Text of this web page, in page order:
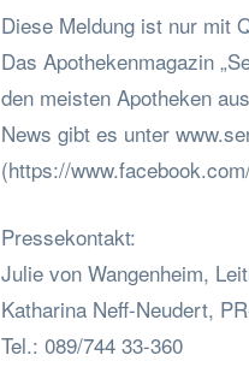
Diese Meldung ist nur mit
Das Apothekenmagazin
den meisten Apotheken
News gibt es unter
(https://
Pressekontakt:
Julie von Wangenheim,
Katharina Neff-Neudert,
Tel.: 089/744 33-360